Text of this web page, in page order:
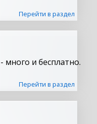
Перейти в раздел
много и бесплатно.
Перейти в раздел